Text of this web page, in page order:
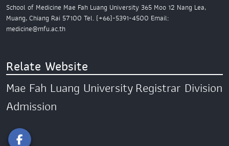
School of Medicine Mae Fah Luang University 365 Moo 12 Nang Lea,
Muang,Chiang Rai 57100 Tel. (+66)-5391-4500 Email:
medicine@mfu.ac.th
Relate Website
Mae Fah Luang UniversityRegistrar Division
Admission